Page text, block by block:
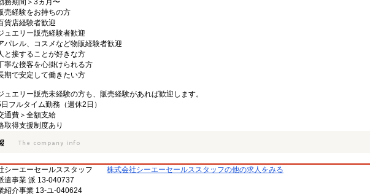
務期間＞3ヵ月〜
売経験をお持ちの方
貨店経験者歓迎
ュエリー販売経験者歓迎
パレル、コスメなど物販経験者歓迎
と接することが好きな方
寧な接客を心掛けられる方
期で安定して働きたい方
ュエリー販売未経験の方も、販売経験があれば歓迎します。
フルタイム勤務（週休2日）
通費＞全額支給
取得支援制度あり
シーエーセールススタッフ
株式会社シーエーセールススタッフの他の求人をみる
遣事業 派 13-040737
紹介事業 13-ユ-040624